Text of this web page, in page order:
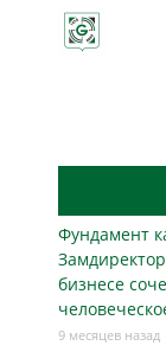
Фундамент
бизнесe
9 месяцев назад